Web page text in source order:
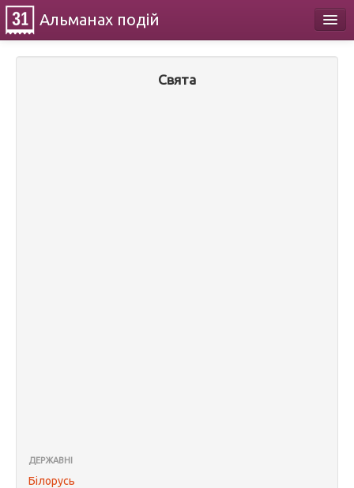
Альманах подій
Свята
ДЕРЖАВНІ
Білорусь